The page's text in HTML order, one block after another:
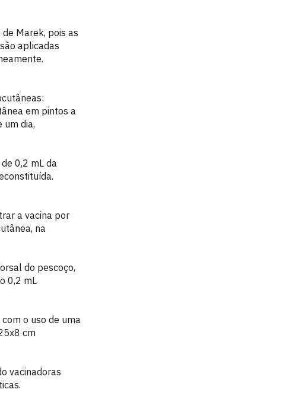
Marek, pois as
aplicadas
em pintos a
um dia,
0,2 mL da
a vacina por
na
do pescoço,
0,2 mL
com o uso de uma
cm
vacinadoras